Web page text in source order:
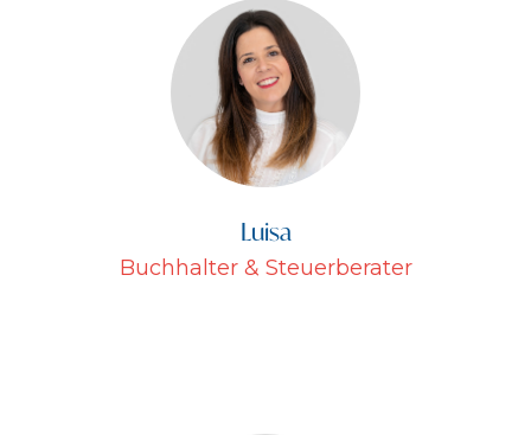
Luisa
Buchhalter & Steuerberater